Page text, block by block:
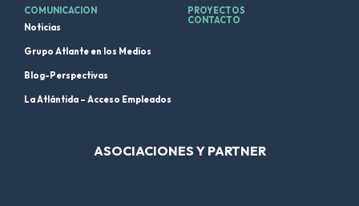
COMUNICACION
Noticias
Grupo Atlante en los Medios
Blog-Perspectivas
La Atlántida – Acceso Empleados
PROYECTOS
CONTACTO
ASOCIACIONES Y PARTNER